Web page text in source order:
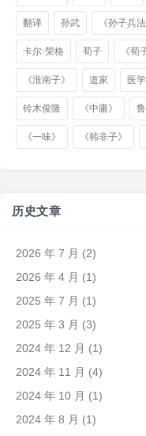
翻译 孙武 《孙子兵法
卡尔·荣格 荀子 《荀
《淮南子》 道家 医学
铃木俊隆 《中庸》
《一味》 《韩非子》
历史文章
2026 年 7 月 (2)
2026 年 4 月 (1)
2025 年 7 月 (1)
2025 年 3 月 (3)
2024 年 12 月 (1)
2024 年 11 月 (4)
2024 年 10 月 (1)
2024 年 8 月 (1)